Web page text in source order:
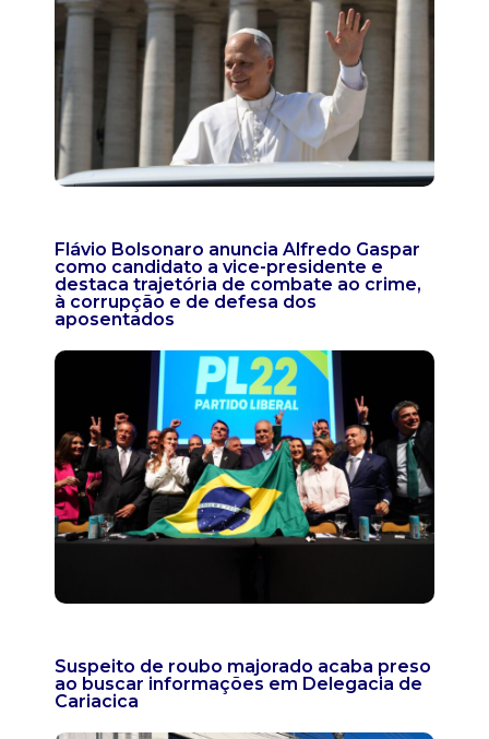
Flávio Bolsonaro anuncia Alfredo Gaspar
como candidato a vice-presidente e
destaca trajetória de combate ao crime,
à corrupção e de defesa dos
aposentados
Suspeito de roubo majorado acaba preso
ao buscar informações em Delegacia de
Cariacica